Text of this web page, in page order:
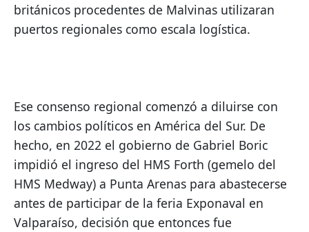
británicos procedentes de Malvinas utilizaran
puertos regionales como escala logística.
Ese consenso regional comenzó a diluirse con
los cambios políticos en América del Sur. De
hecho, en 2022 el gobierno de Gabriel Boric
impidió el ingreso del HMS Forth (gemelo del
HMS Medway) a Punta Arenas para abastecerse
antes de participar de la feria Exponaval en
Valparaíso, decisión que entonces fue